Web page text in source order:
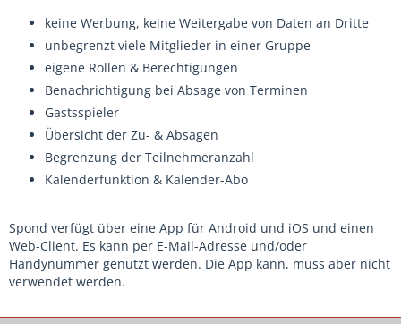
keine Werbung, keine Weitergabe von Daten an Dritte
unbegrenzt viele Mitglieder in einer Gruppe
eigene Rollen & Berechtigungen
Benachrichtigung bei Absage von Terminen
Gastsspieler
Übersicht der Zu- & Absagen
Begrenzung der Teilnehmeranzahl
Kalenderfunktion & Kalender-Abo
Spond verfügt über eine App für Android und iOS und einen
Web-Client. Es kann per E-Mail-Adresse und/oder
Handynummer genutzt werden. Die App kann, muss aber nicht
verwendet werden.